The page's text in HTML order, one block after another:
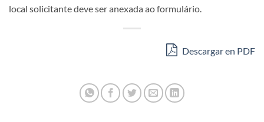
local solicitante deve ser anexada ao formulário.
Descargar en PDF